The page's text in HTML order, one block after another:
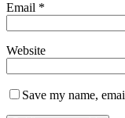
Email *
Website
Save my name,